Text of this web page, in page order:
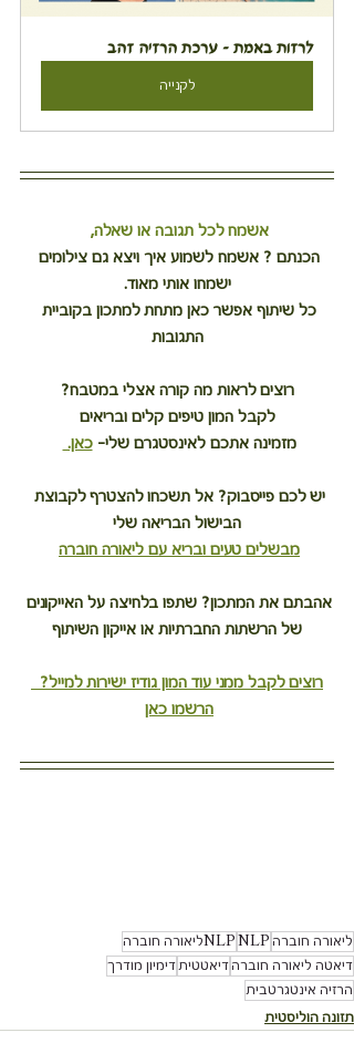
לרזות באמת – ערכת הרזיה זהב
לקנייה
אשמח לכל תגובה או שאלה,
הכנתם ? אשמח לשמוע איך ויצא גם צילומים
ישמחו אותי מאוד.
כל שיתוף אפשר כאן מתחת למתכון בקוביית
התגובות
רוצים לראות מה קורה אצלי במטבח?
לקבל המון טיפים קלים ובריאים
מזמינה אתכם לאינסטגרם שלי– כאן.
יש לכם פייסבוק? אל תשכחו להצטרף לקבוצת
הבישול הבריאה שלי
מבשלים טעים ובריא עם ליאורה חוברה
אהבתם את המתכון? שתפו בלחיצה על האייקונים
של הרשתות החברתיות או אייקון השיתוף
רוצים לקבל ממני עוד המון גודיז ישירות למייל?
הרשמו כאן
ליאורה חוברה NLP NLPליאורה חוברה
דיאטה ליאורה חוברהדיאטטיתדימיון מודרך
הרזיה אינטגרטבית
תזונה הוליסטית